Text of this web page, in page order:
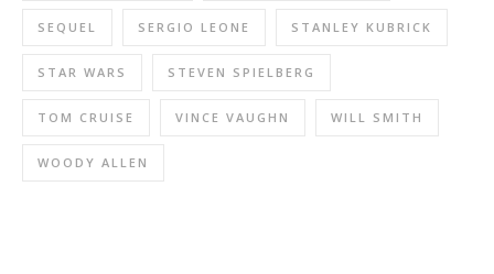
SEQUEL SERGIO LEONE STANLEY KUBRICK
STAR WARS STEVEN SPIELBERG
TOM CRUISE VINCE VAUGHN WILL SMITH
WOODY ALLEN